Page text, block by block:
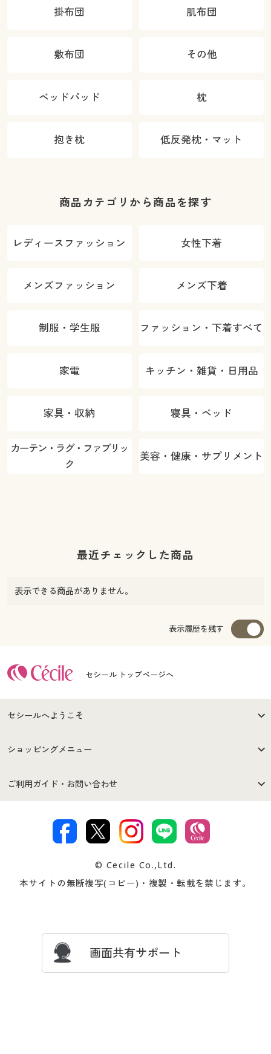
掛布団 肌布団
敷布団 その他
ベッドパッド 枕
抱き枕 低反発枕・マット
商品カテゴリから商品を探す
レディースファッション 女性下着
メンズファッション メンズ下着
制服・学生服 ファッション・下着すべて
家電 キッチン・雑貨・日用品
家具・収納 寝具・ベッド
カーテン・ラグ・ファブリッ
ク
美容・健康・サプリメント
最近チェックした商品
表示できる商品がありません。
表示履歴を残す
セシール トップページへ
セシールへようこそ
はじめての方へ
セシールご利用規約
著作権・商標について 会社案内
ショッピングメニュー
商品カテゴリ
プレゼント＆キャンペーン サイトマップ
ご利用ガイド・お問い合わせ
交換・返品は お支払は
ついて
忘れの場合
© Cecile Co.,Ltd.
本サイトの無断複写(コピー)・複製・転載を禁じます。
画面共有サポート